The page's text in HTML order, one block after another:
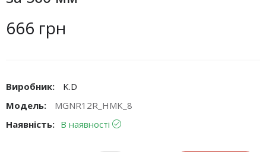
666 грн
Виробник:
K.D
Модель:
MGNR12R_HMK_8
Наявність: В наявності